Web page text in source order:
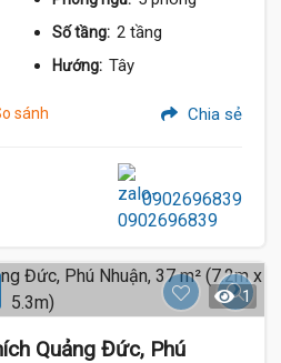
Số tầng: 2 tầng
Hướng: Tây
sánh Chia sẻ
0902696839
1
Quảng Đức, Phú